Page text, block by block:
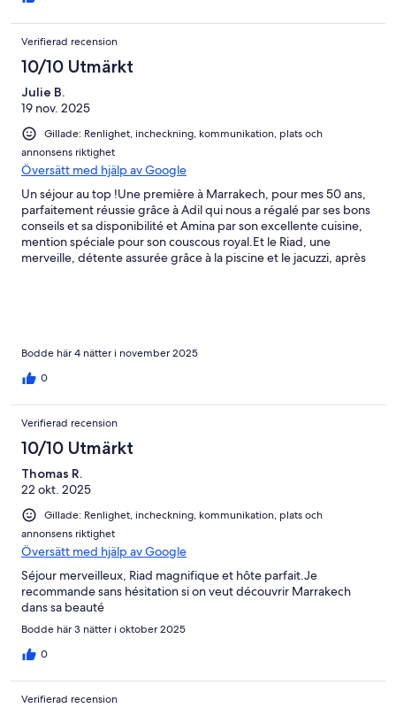
Verifierad recension
10/10 Utmärkt
Julie B.
19 nov. 2025
Gillade: Renlighet, incheckning, kommunikation, plats och
annonsens riktighet
Översätt med hjälp av Google
Un séjour au top !Une première à Marrakech, pour mes 50 ans,
parfaitement réussie grâce à Adil qui nous a régalé par ses bons
conseils et sa disponibilité et Amina par son excellente cuisine,
mention spéciale pour son couscous royal.Et le Riad, une
merveille, détente assurée grâce à la piscine et le jacuzzi, après
Bodde här 4 nätter i november 2025
0
Verifierad recension
10/10 Utmärkt
Thomas R.
22 okt. 2025
Gillade: Renlighet, incheckning, kommunikation, plats och
annonsens riktighet
Översätt med hjälp av Google
Séjour merveilleux, Riad magnifique et hôte parfait.Je
recommande sans hésitation si on veut découvrir Marrakech
dans sa beauté
Bodde här 3 nätter i oktober 2025
0
Verifierad recension